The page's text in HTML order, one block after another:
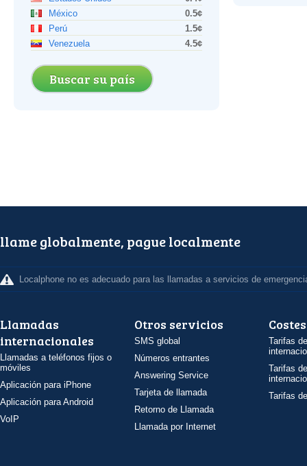
México
0.5¢
Perú
1.5¢
Venezuela
4.5¢
Buscar su país
llame globalmente, pague localmente
Localphone no es adecuado para las llamadas a servicios de
Llamadas
internacionales
Llamadas a teléfonos fijos o
móviles
Aplicación para iPhone
Aplicación para Android
VoIP
Otros servicios
SMS global
Números entrantes
Answering Service
Tarjeta de llamada
Retorno de Llamada
Llamada por Internet
Costes
Tarifas
Tarifas
Tarifas